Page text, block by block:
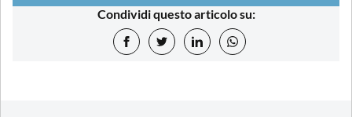
Condividi questo articolo su: